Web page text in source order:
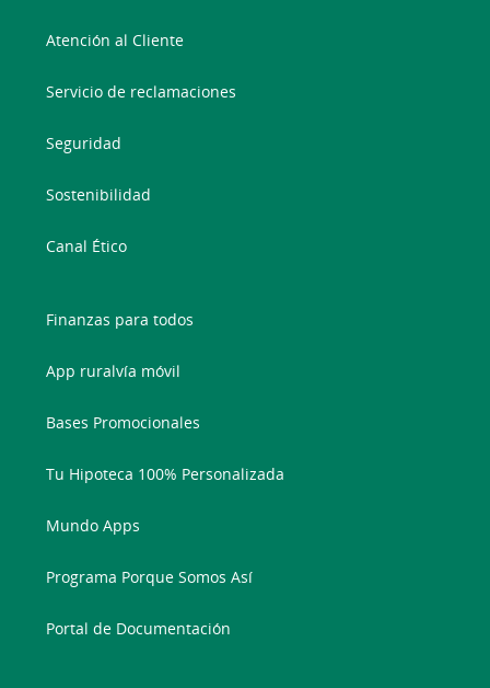
Atención al Cliente
Servicio de reclamaciones
Seguridad
Sostenibilidad
Canal Ético
Finanzas para todos
App ruralvía móvil
Bases Promocionales
Tu Hipoteca 100% Personalizada
Mundo Apps
Programa Porque Somos Así
Portal de Documentación